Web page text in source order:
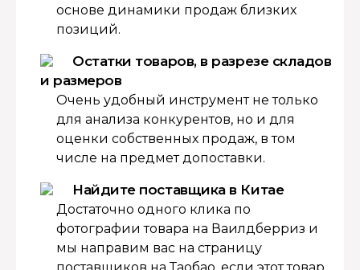
основе динамики продаж близких
позиций.
Остатки товаров, в разрезе складов
и размеров
Очень удобный инструмент не только
для анализа конкурентов, но и для
оценки собственных продаж, в том
числе на предмет допоставки.
Найдите поставщика в Китае
Достаточно одного клика по
фотографии товара на Ваилдберриз и
мы направим вас на страницу